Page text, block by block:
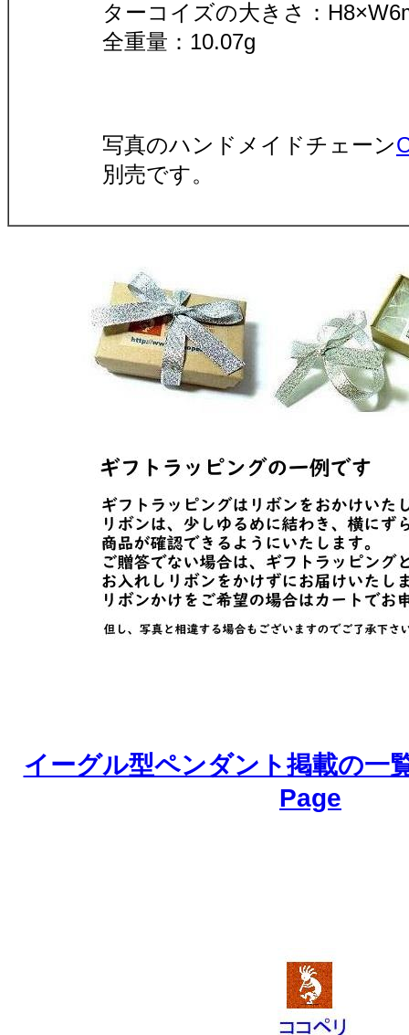
ターコイズの大きさ：
全重量：10.07g
写真のハンドメイドチェーン
別売です。
イーグル型ペンダント掲載の一
Page